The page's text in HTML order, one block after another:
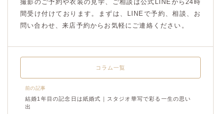
撮影のご予約や衣装の見学、ご相談は公式LINEから24時
間受け付けております。まずは、LINEで予約、相談、お
問い合わせ、来店予約からお気軽にご連絡ください。
前の記事
結婚1年目の記念日は紙婚式｜スタジオ華写で彩る一生の思い
出
コラム一覧